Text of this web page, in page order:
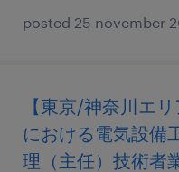
posted 25 november
【東京/神奈川エ
における電気設備
理（主任）技術者